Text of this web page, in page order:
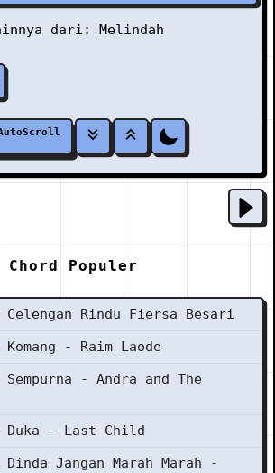
dari: Melindah
Chord Populer
Celengan Rindu Fiersa Besari
- Raim Laode
- Andra and The
Duka - Last Child
Jangan Marah Marah -